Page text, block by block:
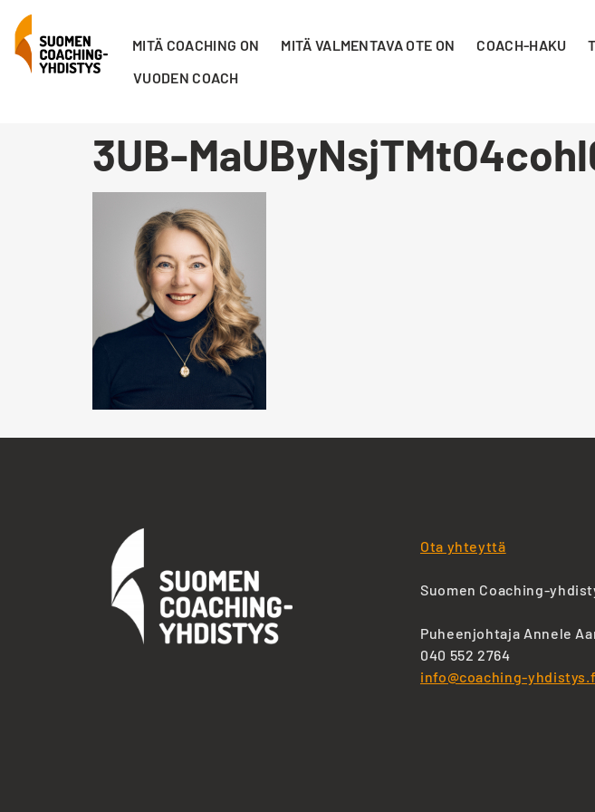
MITÄ COACHING ON MITÄ VALMENTAVA OTE ON COACH-HAKU
VUODEN COACH
3UB-
Ota yhteyttä
Suomen Coaching-
Puheenjohtaja Annele
040 552 2764
info@coaching-